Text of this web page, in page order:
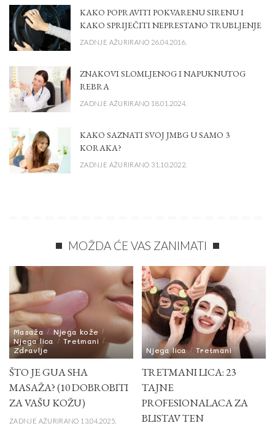
KAKO POPRAVITI POKVARENU SIRENU I
KAKO SPRIJEČITI NEPRESTANO TRUBLJENJE
ZADNJE AŽURIRANO 26.04.2016.
ZNAKOVI SLOMLJENOG I NAPUKNUTOG
REBRA
ZADNJE AŽURIRANO 18.01.2024.
KAKO SAZNATI SVOJ JMBG U SAMO 3
KORAKA?
ZADNJE AŽURIRANO 31.10.2022.
MOŽDA ĆE VAS ZANIMATI
Masaža
Njega kože
Njega lica
Tretmani
Zdravlje
ŠTO JE GUA SHA
MASAŽA? (10 DOBROBITI
ZA VAŠU KOŽU)
ZADNJE AŽURIRANO 13.04.2025.
Njega lica Tretmani
TRETMANI LICA: 23
TAJNE
PROFESIONALACA ZA
BLISTAV TEN